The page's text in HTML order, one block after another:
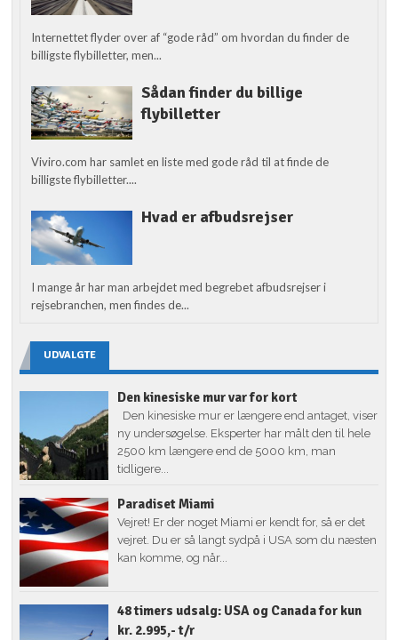
Internettet flyder over af “gode råd” om hvordan du finder de
billigste flybilletter, men...
Sådan finder du billige
flybilletter
Viviro.com har samlet en liste med gode råd til at finde de
billigste flybilletter....
Hvad er afbudsrejser
I mange år har man arbejdet med begrebet afbudsrejser i
rejsebranchen, men findes de...
UDVALGTE
Den kinesiske mur var for kort
Den kinesiske mur er længere end antaget, viser
ny undersøgelse. Eksperter har målt den til hele
2500 km længere end de 5000 km, man
tidligere...
Paradiset Miami
Vejret! Er der noget Miami er kendt for, så er det
vejret. Du er så langt sydpå i USA som du næsten
kan komme, og når...
48 timers udsalg: USA og Canada for kun
kr. 2.995,- t/r